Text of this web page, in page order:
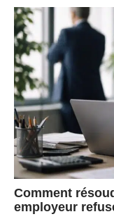
Comment
employeur